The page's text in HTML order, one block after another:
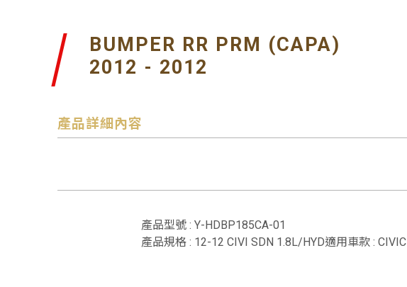
BUMPER RR PRM (CAPA)
2012 - 2012
產品詳細內容
產品型號 : Y-HDBP185CA-01
產品規格 : 12-12 CIVI SDN 1.8L/HYD適用車款 : CIVIC